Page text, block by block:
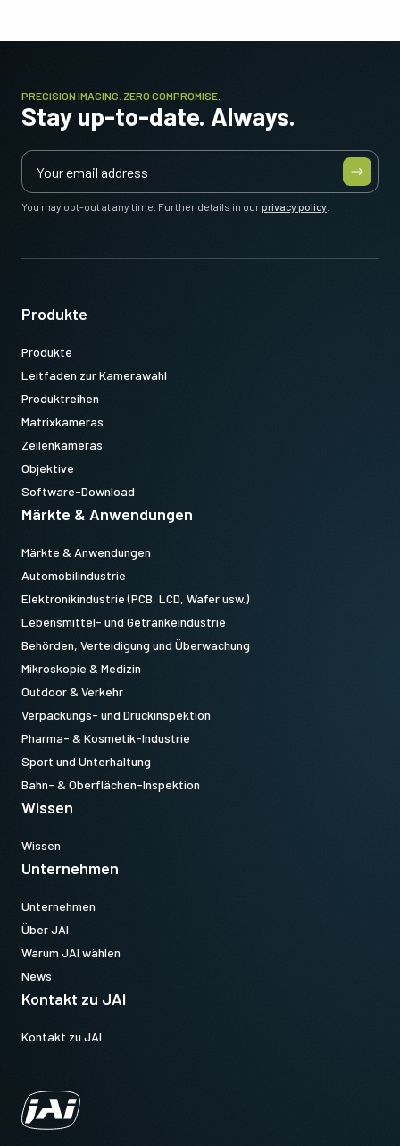
PRECISION IMAGING. ZERO COMPROMISE.
Stay up-to-date. Always.
You may opt-out at any time. Further details in ourprivacy policy
Produkte
Produkte
Leitfaden zur Kamerawahl
Produktreihen
Matrixkameras
Zeilenkameras
Objektive
Software-Download
Märkte & Anwendungen
Märkte & Anwendungen
Automobilindustrie
Elektronikindustrie (PCB, LCD, Wafer usw.)
Lebensmittel- und Getränkeindustrie
Behörden, Verteidigung und Überwachung
Mikroskopie & Medizin
Outdoor & Verkehr
Verpackungs- und Druckinspektion
Pharma- & Kosmetik-Industrie
Sport und Unterhaltung
Bahn- & Oberflächen-Inspektion
Wissen
Wissen
Unternehmen
Unternehmen
Über JAI
Warum JAI wählen
News
Kontakt zu JAI
Kontakt zu JAI